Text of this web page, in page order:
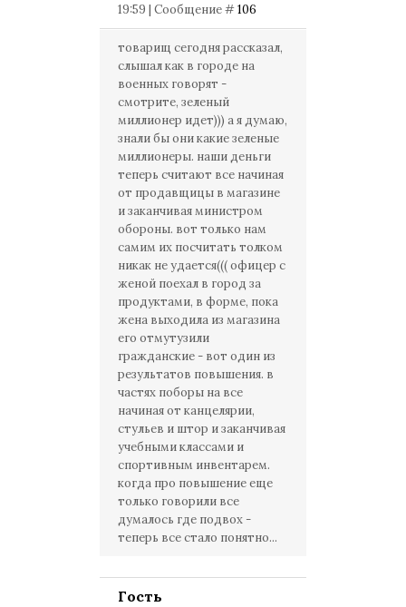
19:59 | Сообщение #106
товарищ сегодня рассказал,
слышал как в городе на
военных говорят -
смотрите, зеленый
миллионер идет))) а я думаю,
знали бы они какие зеленые
миллионеры. наши деньги
теперь считают все начиная
от продавщицы в магазине
и заканчивая министром
обороны. вот только нам
самим их посчитать толком
никак не удается((( офицер с
женой поехал в город за
продуктами, в форме, пока
жена выходила из магазина
его отмутузили
гражданские - вот один из
результатов повышения. в
частях поборы на все
начиная от канцелярии,
стульев и штор и заканчивая
учебными классами и
спортивным инвентарем.
когда про повышение еще
только говорили все
думалось где подвох -
теперь все стало понятно...
Гость